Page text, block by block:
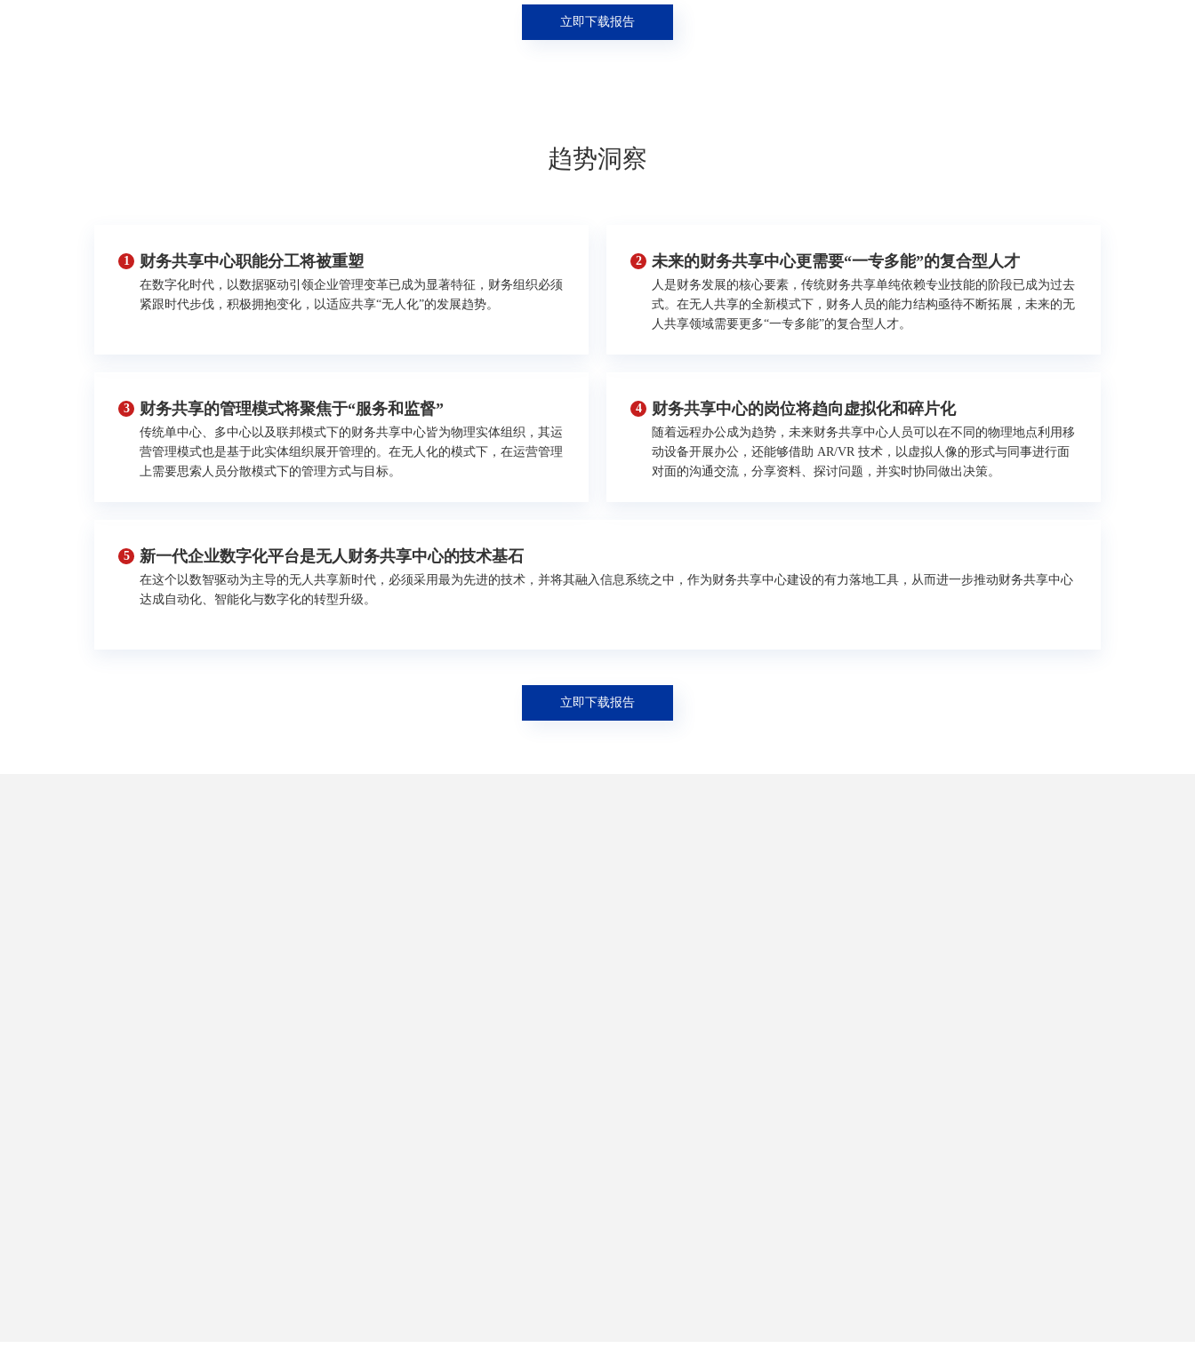
立即下载报告
趋势洞察
1 财务共享中心职能分工将被重塑
在数字化时代，以数据驱动引领企业管理变革已成为显著特征，财务组织必须
紧跟时代步伐，积极拥抱变化，以适应共享“无人化”的发展趋势。
2 未来的财务共享中心更需要“一专多能”的复合型人才
人是财务发展的核心要素，传统财务共享单纯依赖专业技能的阶段已成为过去
式。在无人共享的全新模式下，财务人员的能力结构亟待不断拓展，未来的无
人共享领域需要更多“一专多能”的复合型人才。
3 财务共享的管理模式将聚焦于“服务和监督”
传统单中心、多中心以及联邦模式下的财务共享中心皆为物理实体组织，其运
营管理模式也是基于此实体组织展开管理的。在无人化的模式下，在运营管理
上需要思索人员分散模式下的管理方式与目标。
4 财务共享中心的岗位将趋向虚拟化和碎片化
随着远程办公成为趋势，未来财务共享中心人员可以在不同的物理地点利用移
动设备开展办公，还能够借助 AR/VR 技术，以虚拟人像的形式与同事进行面
对面的沟通交流，分享资料、探讨问题，并实时协同做出决策。
5 新一代企业数字化平台是无人财务共享中心的技术基石
在这个以数智驱动为主导的无人共享新时代，必须采用最为先进的技术，并将其融入信息系统之中，作为财务共享中心建设的有力落地工具，从而进一步推动财务共享中心
达成自动化、智能化与数字化的转型升级。
立即下载报告